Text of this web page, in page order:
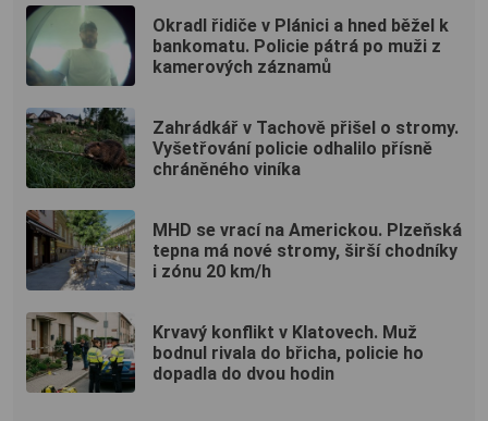
Okradl řidiče v Plánici a hned běžel k
bankomatu. Policie pátrá po muži z
kamerových záznamů
Zahrádkář v Tachově přišel o stromy.
Vyšetřování policie odhalilo přísně
chráněného viníka
MHD se vrací na Americkou. Plzeňská
tepna má nové stromy, širší chodníky
i zónu 20 km/h
Krvavý konflikt v Klatovech. Muž
bodnul rivala do břicha, policie ho
dopadla do dvou hodin